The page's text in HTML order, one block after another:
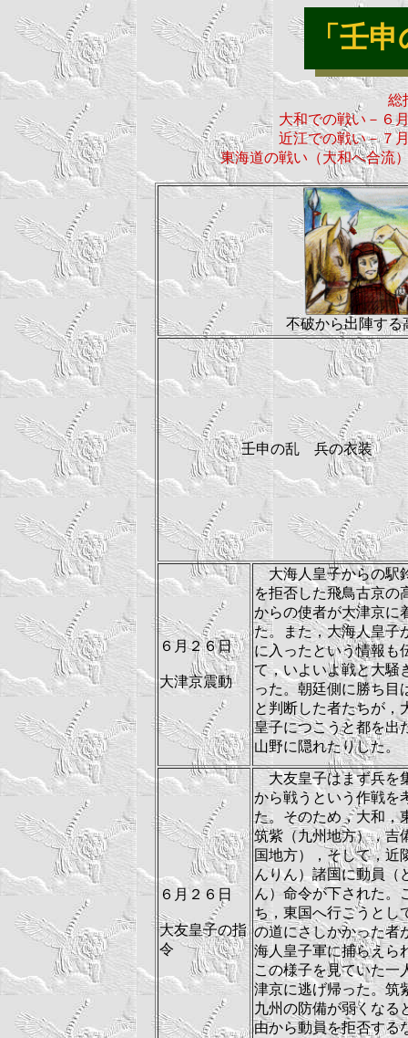
「壬
総
大和での戦い－６
近江での戦い－７
東海道の戦い（大和へ合流
不破から出陣する
壬申の乱 兵の衣装
６月２６日
大津京震動
大海人皇子からの駅
を拒否した飛鳥古京の
からの使者が大津京に
た。また，大海人皇子
に入ったという情報も
て，いよいよ戦と大騒
った。朝廷側に勝ち目
と判断した者たちが，
皇子につこうと都を出
山野に隠れたりした。
６月２６日
大友皇子の指
令
大友皇子はまず兵を
から戦うという作戦を
た。そのため，大和，
筑紫（九州地方），吉
国地方），そして，近
んりん）諸国に動員（
ん）命令が下された。
ち，東国へ行こうとし
の道にさしかかった者
海人皇子軍に捕らえら
この様子を見ていた一
津京に逃げ帰った。筑
九州の防備が弱くなる
由から動員を拒否する